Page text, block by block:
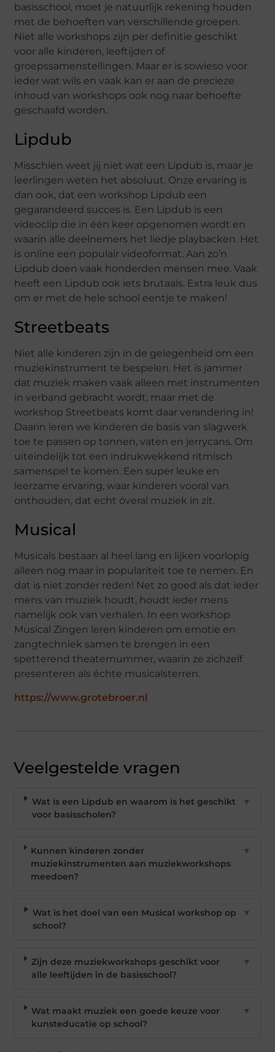
basisschool, moet je natuurlijk rekening houden
met de behoeften van verschillende groepen.
Niet alle workshops zijn per definitie geschikt
voor alle kinderen, leeftijden of
groepssamenstellingen. Maar er is sowieso voor
ieder wat wils en vaak kan er aan de precieze
inhoud van workshops ook nog naar behoefte
geschaafd worden.
Lipdub
Misschien weet jij niet wat een Lipdub is, maar je
leerlingen weten het absoluut. Onze ervaring is
dan ook, dat een workshop Lipdub een
gegarandeerd succes is. Een Lipdub is een
videoclip die in één keer opgenomen wordt en
waarin alle deelnemers het liedje playbacken. Het
is online een populair videoformat. Aan zo’n
Lipdub doen vaak honderden mensen mee. Vaak
heeft een Lipdub ook iets brutaals. Extra leuk dus
om er met de hele school eentje te maken!
Streetbeats
Niet alle kinderen zijn in de gelegenheid om een
muziekinstrument te bespelen. Het is jammer
dat muziek maken vaak alleen met instrumenten
in verband gebracht wordt, maar met de
workshop Streetbeats komt daar verandering in!
Daarin leren we kinderen de basis van slagwerk
toe te passen op tonnen, vaten en jerrycans. Om
uiteindelijk tot een indrukwekkend ritmisch
samenspel te komen. Een super leuke en
leerzame ervaring, waar kinderen vooral van
onthouden, dat echt óveral muziek in zit.
Musical
Musicals bestaan al heel lang en lijken voorlopig
alleen nog maar in populariteit toe te nemen. En
dat is niet zonder reden! Net zo goed als dat ieder
mens van muziek houdt, houdt ieder mens
namelijk ook van verhalen. In een workshop
Musical Zingen leren kinderen om emotie en
zangtechniek samen te brengen in een
spetterend theaternummer, waarin ze zichzelf
presenteren als échte musicalsterren.
https://www.grotebroer.nl
Veelgestelde vragen
Wat is een Lipdub en waarom is het geschikt
voor basisscholen?
▼
Kunnen kinderen zonder
muziekinstrumenten aan muziekworkshops
meedoen?
▼
Wat is het doel van een Musical workshop op
school?
▼
Zijn deze muziekworkshops geschikt voor
alle leeftijden in de basisschool?
▼
Wat maakt muziek een goede keuze voor
kunsteducatie op school?
▼